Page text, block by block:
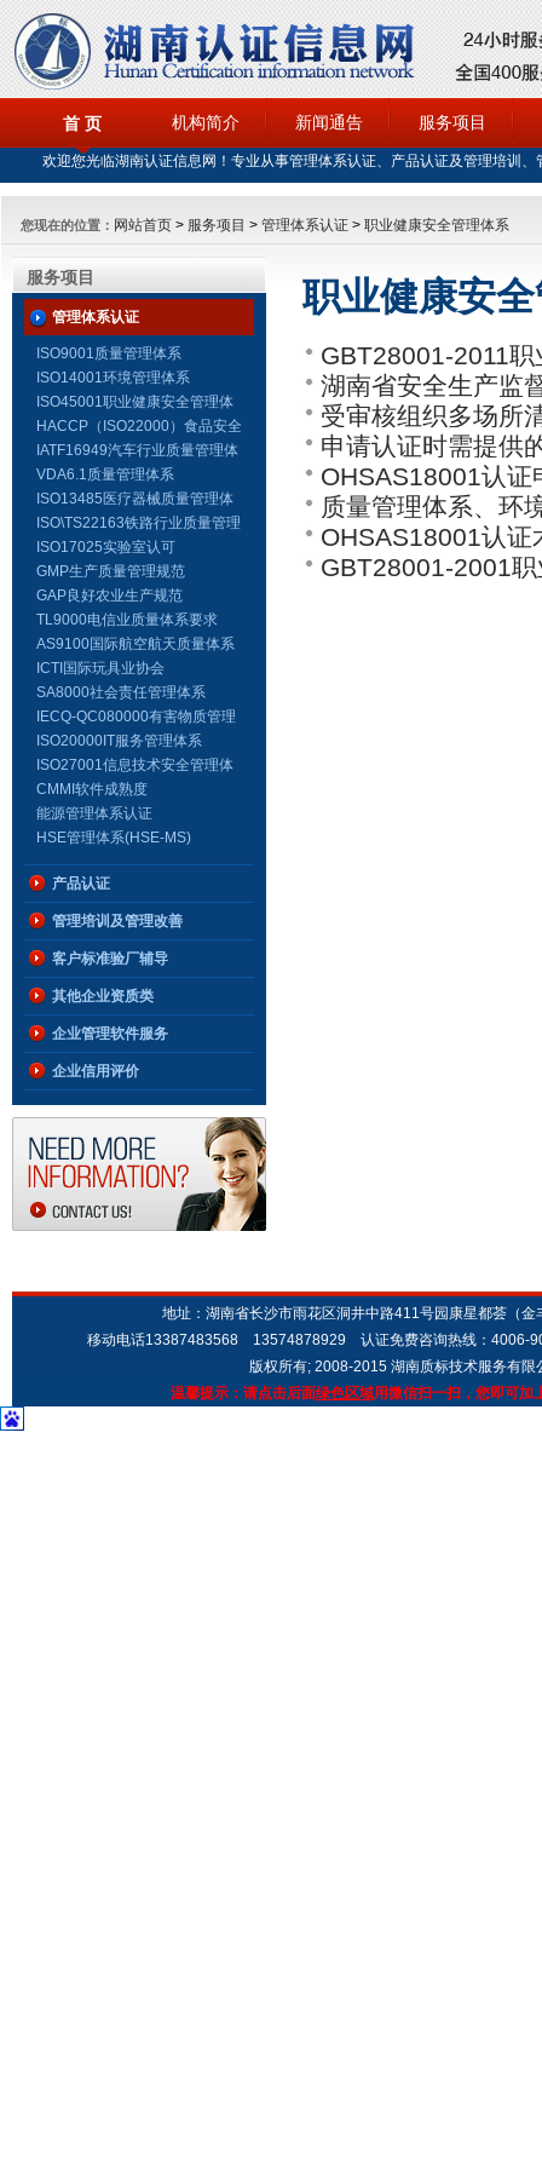
首 页
欢迎您光临湖南认证信息网！专业从事管理体系认证、产品认证及管理培训
机构简介 新闻通告 服务项目
您现在的位置： 网站首页 > 服务项目 > 管理体系认证 > 职业健康安全管理体系
服务项目
管理体系认证
ISO9001质量管理体系
ISO14001环境管理体系
ISO45001职业健康安全管理体
系
HACCP（ISO22000）食品安全
管理体系
IATF16949汽车行业质量管理体
系
VDA6.1质量管理体系
ISO13485医疗器械质量管理体
系
ISO\TS22163铁路行业质量管理
体系认证
ISO17025实验室认可
GMP生产质量管理规范
GAP良好农业生产规范
TL9000电信业质量体系要求
AS9100国际航空航天质量体系
标准
ICTI国际玩具业协会
SA8000社会责任管理体系
IECQ-QC080000有害物质管理
标准
ISO20000IT服务管理体系
ISO27001信息技术安全管理体
系
CMMI软件成熟度
能源管理体系认证
HSE管理体系(HSE-MS)
产品认证
管理培训及管理改善
客户标准验厂辅导
其他企业资质类
企业管理软件服务
企业信用评价
职业健康安
GBT28001-2011
载）
湖南省安全生产监
竹、危险化学品和
实施细则(试行)》
受审核组织多场所
申请认证时需提供
OHSAS18001认证
质量管理体系、环
员招生简章
OHSAS18001认证
GBT28001-2001
地址：湖南省长沙市雨花区洞井中路411号园康星都荟（
移动电话13387483568 13574878929 认证免费咨询热线：4006-
版权所有; 2008-2015 湖南质标技术服务有限
温馨提示：请点击后面绿色区域用微信扫一扫，您即可加